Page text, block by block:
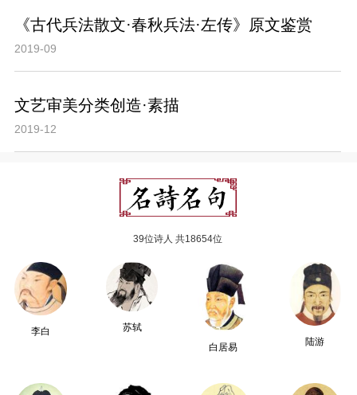
《古代兵法散文·春秋兵法·左传》原文鉴赏
2019-09
文艺审美分类创造·素描
2019-12
39位诗人 共18654位
李白
苏轼
白居易
陆游